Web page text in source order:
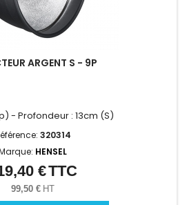
ARGENT S - 9P
- Profondeur : 13cm (S)
320314
HENSEL
Prix
€TTC
99,50 € HT